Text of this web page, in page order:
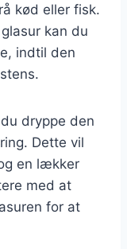
kød eller fisk.
kan du
indtil den
dryppe den
Dette vil
en lækker
med at
for at